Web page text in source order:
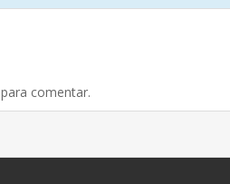
para comentar.